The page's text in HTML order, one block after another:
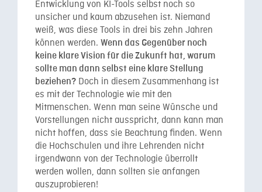
Entwicklung von KI-Tools selbst noch so
unsicher und kaum abzusehen ist. Niemand
weiß, was diese Tools in drei bis zehn Jahren
können werden. Wenn das Gegenüber noch
keine klare Vision für die Zukunft hat, warum
sollte man dann selbst eine klare Stellung
beziehen? Doch in diesem Zusammenhang ist
es mit der Technologie wie mit den
Mitmenschen. Wenn man seine Wünsche und
Vorstellungen nicht ausspricht, dann kann man
nicht hoffen, dass sie Beachtung finden. Wenn
die Hochschulen und ihre Lehrenden nicht
irgendwann von der Technologie überrollt
werden wollen, dann sollten sie anfangen
auszuprobieren!